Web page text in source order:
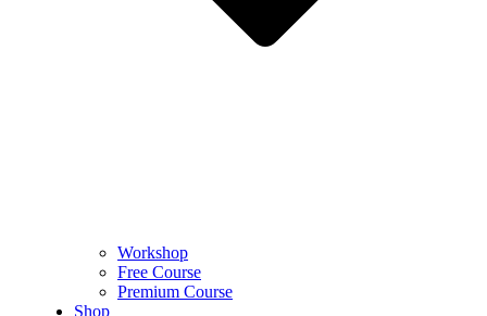
Workshop
Free Course
Premium Course
Shop